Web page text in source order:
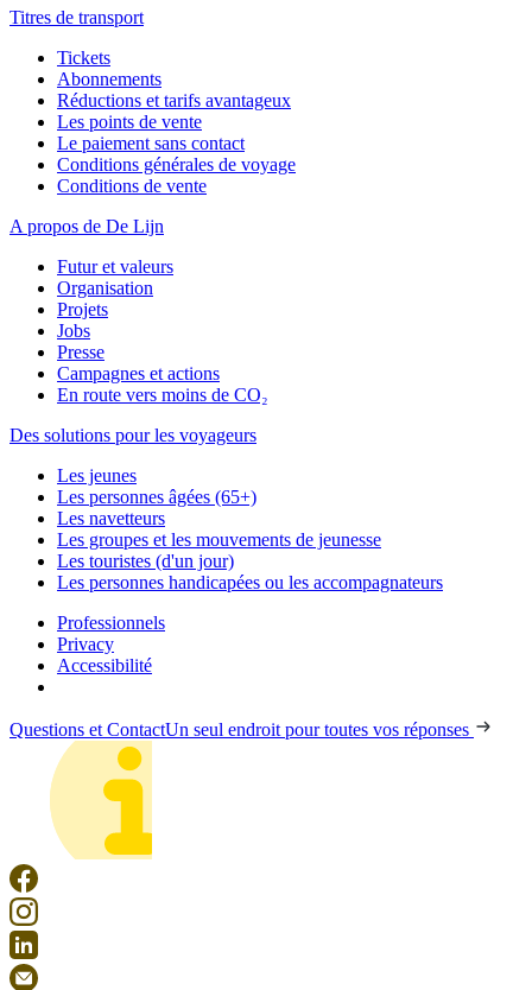
Titres de transport
Tickets
Abonnements
Réductions et tarifs avantageux
Les points de vente
Le paiement sans contact
Conditions générales de voyage
Conditions de vente
A propos de De Lijn
Futur et valeurs
Organisation
Projets
Jobs
Presse
Campagnes et actions
En route vers moins de CO₂
Des solutions pour les voyageurs
Les jeunes
Les personnes âgées (65+)
Les navetteurs
Les groupes et les mouvements de jeunesse
Les touristes (d'un jour)
Les personnes handicapées ou les accompagnateurs
Professionnels
Privacy
Accessibilité
Questions et ContactUn seul endroit pour toutes vos réponses